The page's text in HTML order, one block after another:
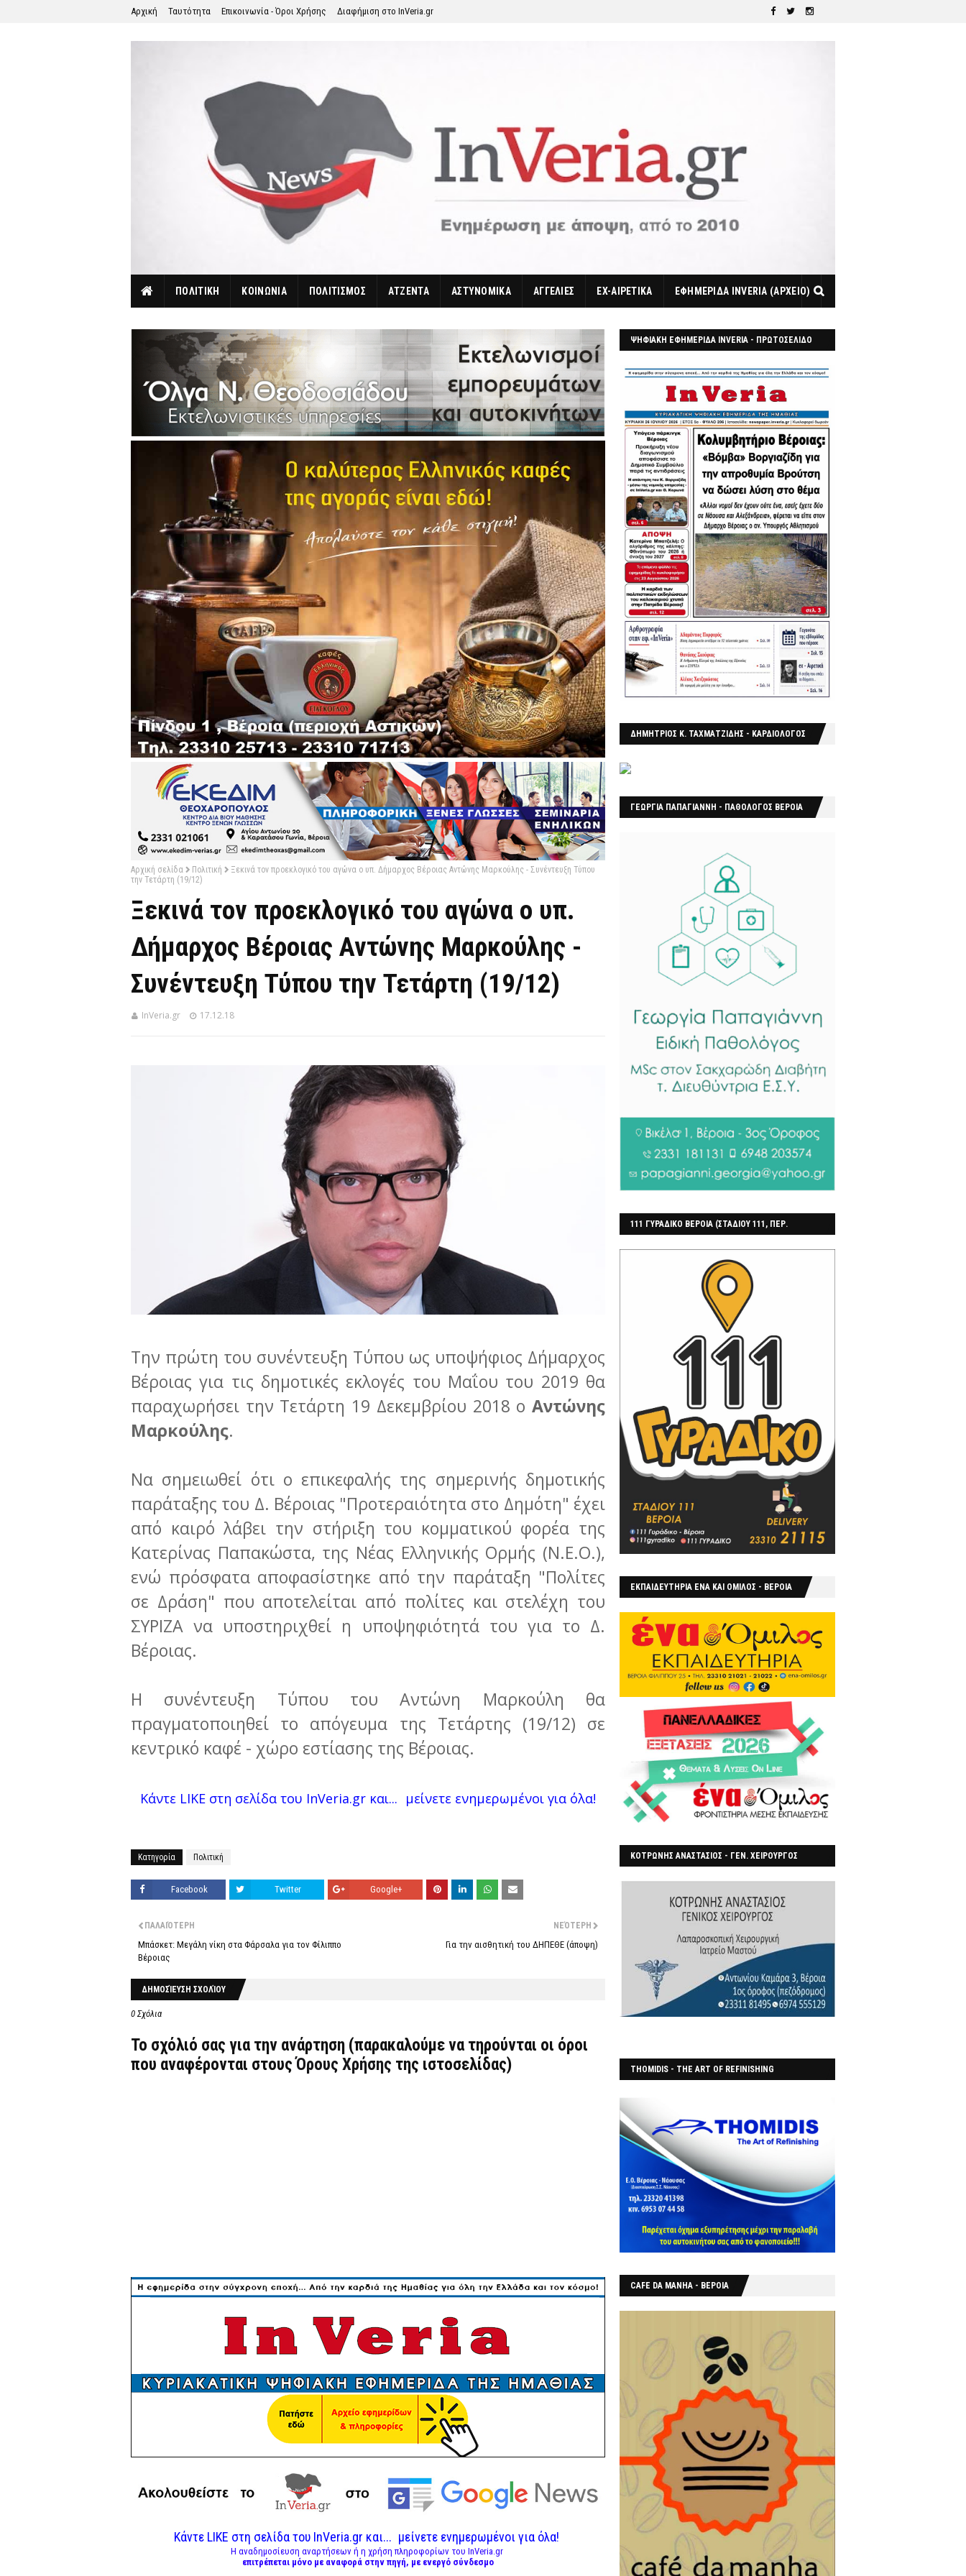
Αρχική Ταυτότητα Επικοινωνία - Όροι Χρήσης Διαφήμιση στο InVeria.gr
ΠΟΛΙΤΙΚΗ ΚΟΙΝΩΝΙΑ ΠΟΛΙΤΙΣΜΟΣ ΑΤΖΕΝΤΑ ΑΣΤΥΝΟΜΙΚΑ ΑΓΓΕΛΙΕΣ EX-ΑΙΡΕΤΙΚΑ ΕΦΗΜΕΡΙΔΑ INVERIA (ΑΡΧΕΙΟ)
Αρχική σελίδα Πολιτική
Ξεκινά τον προεκλογικό του αγώνα ο υπ. Δήμαρχος Βέροιας Αντώνης Μαρκούλης - Συνέντευξη Τύπου
την Τετάρτη (19/12)
Ξεκινά τον προεκλογικό του αγώνα ο υπ.
Δήμαρχος Βέροιας Αντώνης Μαρκούλης -
Συνέντευξη Τύπου την Τετάρτη (19/12)
InVeria.gr 17.12.18
Την πρώτη του συνέντευξη Τύπου ως υποψήφιος Δήμαρχος
Βέροιας για τις δημοτικές εκλογές του Μαΐου του 2019 θα
παραχωρήσει την Τετάρτη 19 Δεκεμβρίου 2018 ο Αντώνης
Μαρκούλης.
Να σημειωθεί ότι ο επικεφαλής της σημερινής δημοτικής
παράταξης του Δ. Βέροιας "Προτεραιότητα στο Δημότη" έχει
από καιρό λάβει την στήριξη του κομματικού φορέα της
Κατερίνας Παπακώστα, της Νέας Ελληνικής Ορμής (Ν.Ε.Ο.),
ενώ πρόσφατα αποφασίστηκε από την παράταξη "Πολίτες
σε Δράση" που αποτελείται από πολίτες και στελέχη του
ΣΥΡΙΖΑ να υποστηριχθεί η υποψηφιότητά του για το Δ.
Βέροιας.
Η συνέντευξη Τύπου του Αντώνη Μαρκούλη θα
πραγματοποιηθεί το απόγευμα της Τετάρτης (19/12) σε
κεντρικό καφέ - χώρο εστίασης της Βέροιας.
Κάντε LIKE στη σελίδα του InVeria.gr και... μείνετε ενημερωμένοι για όλα!
Κατηγορία Πολιτική
Facebook Twitter Google+
ΝΕΌΤΕΡΗ
Για την αισθητική του ΔΗΠΕΘΕ (άποψη)
ΠΑΛΑΙΌΤΕΡΗ
Μπάσκετ: Μεγάλη νίκη στα Φάρσαλα για τον Φίλιππο
Βέροιας
ΔΗΜΟΣΊΕΥΣΗ ΣΧΟΛΊΟΥ
0 Σχόλια
Το σχόλιό σας για την ανάρτηση (παρακαλούμε να τηρούνται οι όροι
που αναφέρονται στουςΌρους Χρήσης της ιστοσελίδας)
Κάντε LIKE στη σελίδα του InVeria.gr και... μείνετε ενημερωμένοι για όλα!
Η αναδημοσίευση αναρτήσεων ή η χρήση πληροφορίων του InVeria.gr
επιτρέπεται μόνο με αναφορά στην πηγή, με ενεργό σύνδεσμο
ΨΗΦΙΑΚΗ ΕΦΗΜΕΡΙΔΑ INVERIA - ΠΡΩΤΟΣΕΛΙΔΟ
ΔΗΜΗΤΡΙΟΣ Κ. ΤΑΧΜΑΤΖΙΔΗΣ - ΚΑΡΔΙΟΛΟΓΟΣ
ΓΕΩΡΓΙΑ ΠΑΠΑΓΙΑΝΝΗ - ΠΑΘΟΛΟΓΟΣ ΒΕΡΟΙΑ
111 ΓΥΡΑΔΙΚΟ ΒΕΡΟΙΑ (ΣΤΑΔΙΟΥ 111, ΠΕΡ.
ΕΚΠΑΙΔΕΥΤΗΡΙΑ ΕΝΑ ΚΑΙ ΟΜΙΛΟΣ - ΒΕΡΟΙΑ
ΚΟΤΡΩΝΗΣ ΑΝΑΣΤΑΣΙΟΣ - ΓΕΝ. ΧΕΙΡΟΥΡΓΟΣ
THOMIDIS - THE ART OF REFINISHING
CAFE DA MANHA - ΒΕΡΟΙΑ